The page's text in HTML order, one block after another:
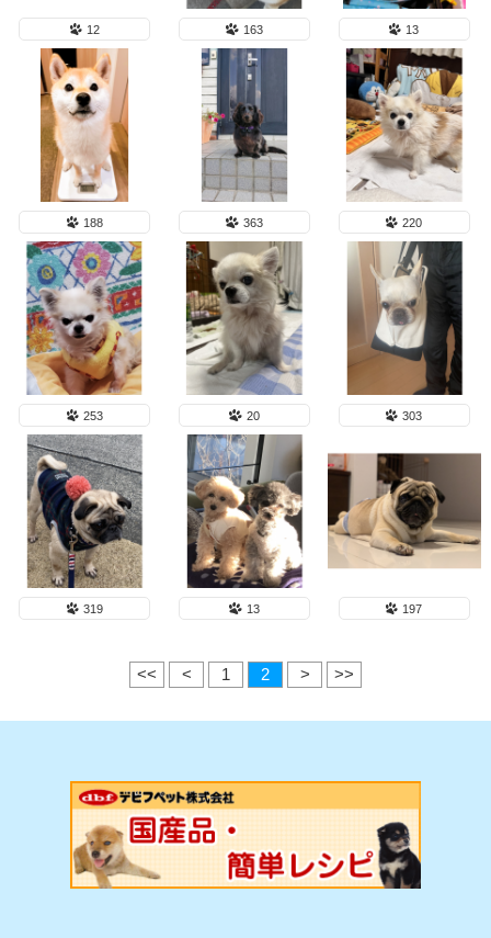
12 163 13
188 363 220
253 20 303
319 13 197
<< < 1 2 > >>